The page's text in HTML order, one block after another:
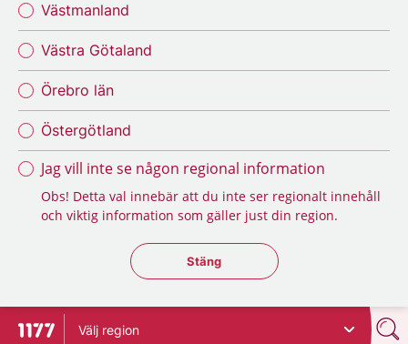
Västmanland
Västra Götaland
Örebro län
Östergötland
Jag vill inte se någon regional information
Obs! Detta val innebär att du inte ser regionalt innehåll
och viktig information som gäller just din region.
Stäng regionsväljaren
Stäng
Till startsidan för 1177
Välj region